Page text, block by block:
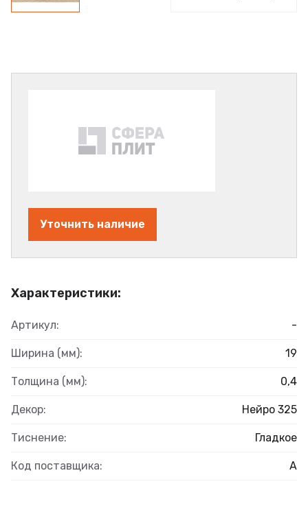
Характеристики:
Артикул: -
Ширина (мм): 19
Толщина (мм): 0,4
Декор: Нейро 325
Тиснение: Гладкое
Код поставщика: А
Уточнить наличие